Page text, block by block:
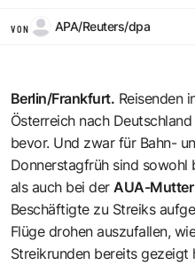
VON APA/Reuters/dpa
Berlin/Frankfurt. Reisenden
Österreich nach
bevor. Und zwar für Bahn-
Donnerstagfrüh sind sowohl
als auch bei der AUA-
Beschäftigte zu Streiks
Flüge drohen auszufallen,
Streikrunden bereits gezeigt